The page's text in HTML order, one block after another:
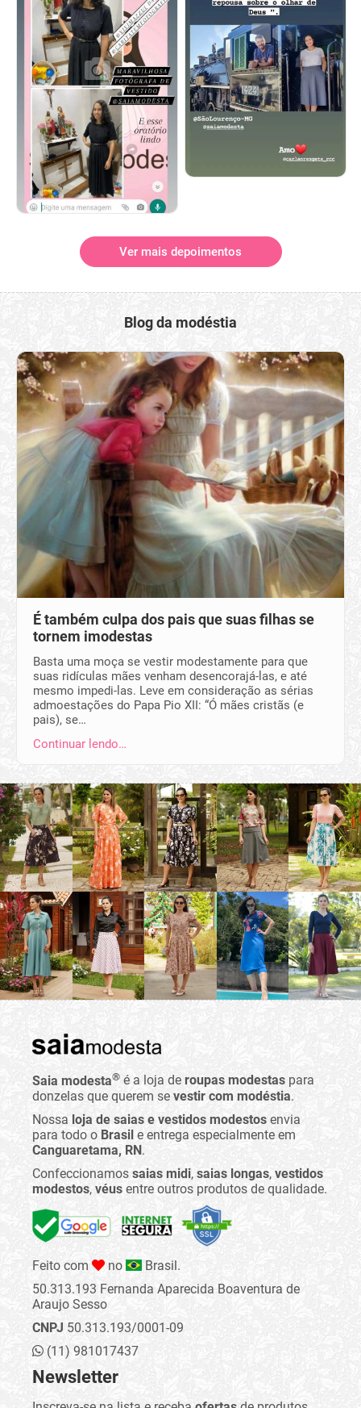
Ver mais depoimentos
Blog da modéstia
É também culpa dos pais que suas filhas se
tornem imodestas
Basta uma moça se vestir modestamente para que
suas ridículas mães venham desencorajá-las, e até
mesmo impedi-las. Leve em consideração as sérias
admoestações do Papa Pio XII: “Ó mães cristãs (e
pais), se…
Continuar lendo…
Saia modesta® é a loja de roupas modestas para
donzelas que querem se vestir com modéstia.
Nossa loja de saias e vestidos modestos envia
para todo o Brasil e entrega especialmente em
Canguaretama, RN.
Confeccionamos saias midi, saias longas, vestidos
modestos, véus entre outros produtos de qualidade.
Feito com no
Brasil.
50.313.193 Fernanda Aparecida Boaventura de
Araujo Sesso
CNPJ 50.313.193/0001-09
(11) 981017437
Newsletter